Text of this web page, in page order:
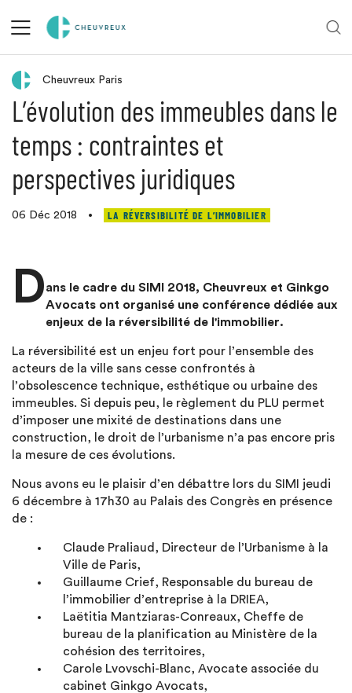
Réflexion juridique
Cheuvreux Paris
L’évolution des immeubles dans le
temps : contraintes et
perspectives juridiques
06 Déc 2018 • LA RÉVERSIBILITÉ DE L’IMMOBILIER
Dans le cadre du SIMI 2018, Cheuvreux et Ginkgo
Avocats ont organisé une conférence dédiée aux
enjeux de la réversibilité de l'immobilier.
La réversibilité est un enjeu fort pour l’ensemble des
acteurs de la ville sans cesse confrontés à
l’obsolescence technique, esthétique ou urbaine des
immeubles. Si depuis peu, le règlement du PLU permet
d’imposer une mixité de destinations dans une
construction, le droit de l’urbanisme n’a pas encore pris
la mesure de ces évolutions.
Nous avons eu le plaisir d’en débattre lors du SIMI jeudi
6 décembre à 17h30 au Palais des Congrès en présence
de :
Claude Praliaud, Directeur de l’Urbanisme à la
Ville de Paris,
Guillaume Crief, Responsable du bureau de
l’immobilier d’entreprise à la DRIEA,
Laëtitia Mantziaras-Conreaux, Cheffe de
bureau de la planification au Ministère de la
cohésion des territoires,
Carole Lvovschi-Blanc, Avocate associée du
cabinet Ginkgo Avocats,